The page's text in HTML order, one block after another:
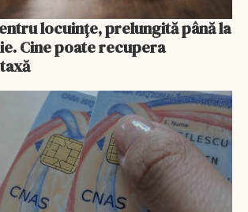
locuințe, prelungită până la
Cine poate recupera